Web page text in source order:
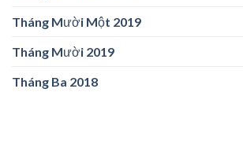
Tháng Mười Một 2019
Tháng Mười 2019
Tháng Ba 2018